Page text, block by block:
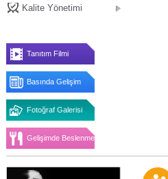
Kalite Yönetimi
Tanıtım Filmi
Basında Gelişim
Fotoğraf Galerisi
Gelişimde Beslenme